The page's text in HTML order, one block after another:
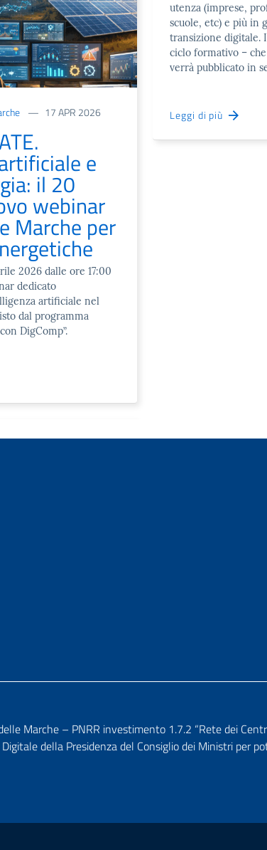
17 APR 2026
e
il 20
webinar
Marche per
2026 dalle ore 17:00
dedicato
artificiale nel
dal programma
DigComp”.
utenza (imprese,
scuole, etc) e più in
transizione digitale.
ciclo formativo –
verrà pubblicato in
Leggi di più
Marche – PNRR investimento 1.7.2 “Rete dei
della Presidenza del Consiglio dei Ministri per